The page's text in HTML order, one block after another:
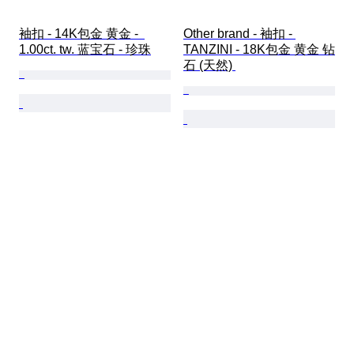
袖扣 - 14K包金 黄金 -
1.00ct. tw. 蓝宝石 - 珍珠
Other brand - 袖扣 -
TANZINI - 18K包金 黄金 钻
石 (天然)